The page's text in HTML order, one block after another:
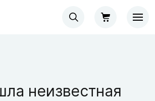
неизвестная